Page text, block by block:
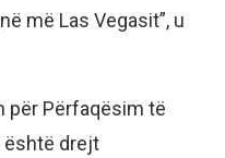
më Las Vegasit”, u
për Përfaqësim të
është drejt